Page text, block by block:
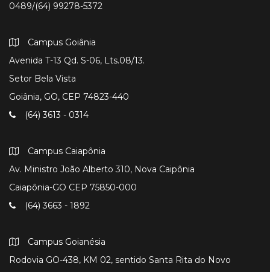
0489/(64) 99278-5372
Campus Goiânia
Avenida T-13 Qd. S-06, Lts.08/13.
Setor Bela Vista
Goiânia, GO, CEP 74823-440
(64) 3613 - 0314
Campus Caiapônia
Av. Ministro João Alberto 310, Nova Caipônia
Caiapônia-GO CEP 75850-000
(64) 3663 - 1892
Campus Goianésia
Rodovia GO-438, KM 02, sentido Santa Rita do Novo